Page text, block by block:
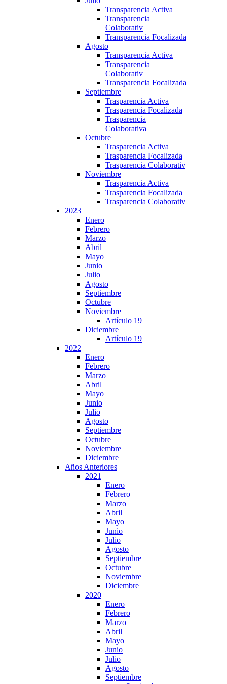
Transparencia Activa
Transparencia
Colaborativ
Transparencia Focalizada
Agosto
Transparencia Activa
Transparencia
Colaborativ
Transparencia Focalizada
Septiembre
Trasparencia Activa
Trasparencia Focalizada
Trasparencia
Colaborativa
Octubre
Trasparencia Activa
Trasparencia Focalizada
Trasparencia Colaborativ
Noviembre
Trasparencia Activa
Trasparencia Focalizada
Trasparencia Colaborativ
2023
Enero
Febrero
Marzo
Abril
Mayo
Junio
Julio
Agosto
Septiembre
Octubre
Noviembre
Artículo 19
Diciembre
Artículo 19
2022
Enero
Febrero
Marzo
Abril
Mayo
Junio
Julio
Agosto
Septiembre
Octubre
Noviembre
Diciembre
Años Anteriores
2021
Enero
Febrero
Marzo
Abril
Mayo
Junio
Julio
Agosto
Septiembre
Octubre
Noviembre
Diciembre
2020
Enero
Febrero
Marzo
Abril
Mayo
Junio
Julio
Agosto
Septiembre